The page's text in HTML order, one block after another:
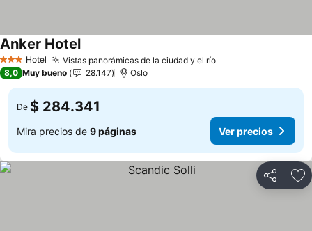
3 Estrellas
Hotel Vistas panorámicas de la ciudad y el río
Anker Hotel
8,0 Muy bueno 28.147 Oslo
De $ 284.341
Mira precios de 9 páginas Ver precios
Compartir